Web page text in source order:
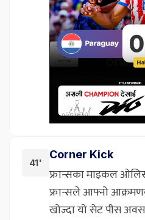
41'
Corner Kick
फ्रान्सका माइकल
फ्रान्सले आफ्नो
खोज्दा यो सेट पीस